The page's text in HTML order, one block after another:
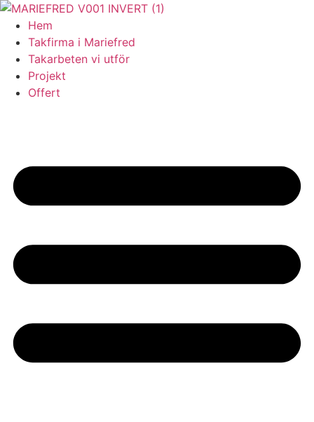
Skip
content
Hem
Takfirma i Mariefred
Takarbeten vi utför
Projekt
Offert